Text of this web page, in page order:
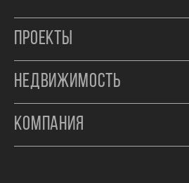
ПРОЕКТЫ
НЕДВИЖИМОСТЬ
КОМПАНИЯ